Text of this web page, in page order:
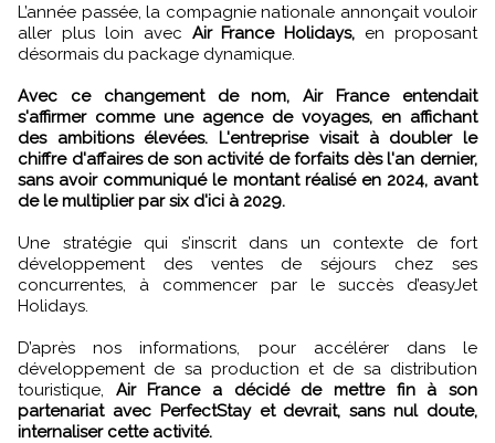
L’année passée, la compagnie nationale annonçait vouloir
aller plus loin avec Air France Holidays, en proposant
désormais du package dynamique.
Avec ce changement de nom, Air France entendait
s'affirmer comme une agence de voyages, en affichant
des ambitions élevées. L'entreprise visait à doubler le
chiffre d'affaires de son activité de forfaits dès l'an dernier,
sans avoir communiqué le montant réalisé en 2024, avant
de le multiplier par six d'ici à 2029.
Une stratégie qui s’inscrit dans un contexte de fort
développement des ventes de séjours chez ses
concurrentes, à commencer par le succès d’easyJet
Holidays.
D’après nos informations, pour accélérer dans le
développement de sa production et de sa distribution
touristique, Air France a décidé de mettre fin à son
partenariat avec PerfectStay et devrait, sans nul doute,
internaliser cette activité.